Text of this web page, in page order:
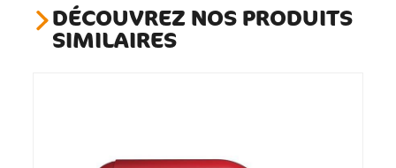
DÉCOUVREZ NOS PRODUITS
SIMILAIRES